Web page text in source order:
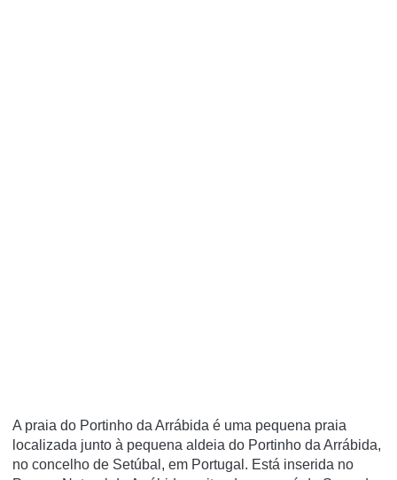
A praia do Portinho da Arrábida é uma pequena praia
localizada junto à pequena aldeia do Portinho da Arrábida,
no concelho de Setúbal, em Portugal. Está inserida no